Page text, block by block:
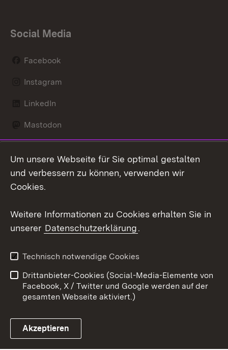
Social Media
Facebook
Instagram
LinkedIn
Mastodon
X / Twitter
Youtube
Link zum Landesportal
Kontakt
Datenschutz
Barrierefreiheit
Impressum Cookies
Um unsere Webseite für Sie optimal gestalten
und verbessern zu können, verwenden wir
Cookies.
Weitere Informationen zu Cookies erhalten Sie in
unserer Datenschutzerklärung.
Technisch notwendige Cookies
Drittanbieter-Cookies (Social-Media-Elemente von
Facebook, X / Twitter und Google werden auf der
gesamten Webseite aktiviert.)
Akzeptieren